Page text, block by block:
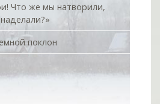
Что же мы натворили,
наделали?»
поклон